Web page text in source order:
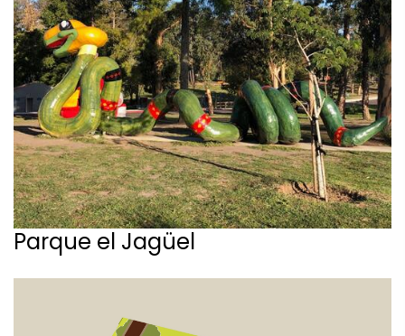
Parque el Jagüel